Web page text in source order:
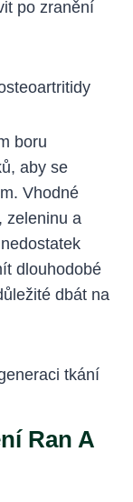
po zranění
boru
aby se
Vhodné
zeleninu a
dlouhodobé
dbát na
Ran A